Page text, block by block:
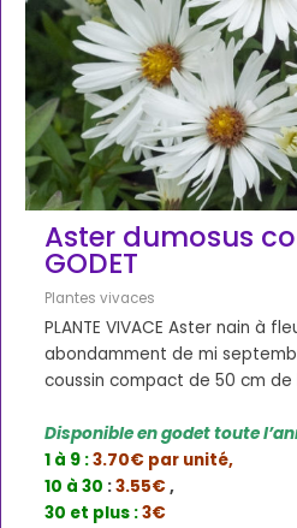
Aster dumosus
GODET
Plantes vivaces
PLANTE VIVACE Aster nain à
abondamment de mi
coussin compact de 50 cm
Disponible en godet toute
1 à 9 :3.70€ par unité,
10 à 30 :3.55€,
30 et plus :3€